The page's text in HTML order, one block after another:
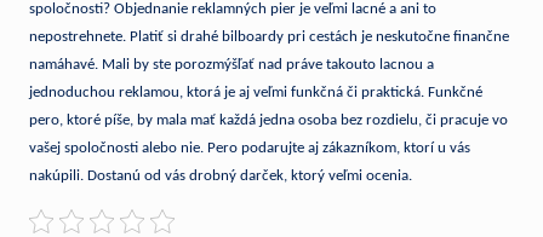
spoločnosti? Objednanie reklamných pier je veľmi lacné a ani to
nepostrehnete. Platiť si drahé bilboardy pri cestách je neskutočne finančne
namáhavé. Mali by ste porozmýšľať nad práve takouto lacnou a
jednoduchou reklamou, ktorá je aj veľmi funkčná či praktická. Funkčné
pero, ktoré píše, by mala mať každá jedna osoba bez rozdielu, či pracuje vo
vašej spoločnosti alebo nie. Pero podarujte aj zákazníkom, ktorí u vás
nakúpili. Dostanú od vás drobný darček, ktorý veľmi ocenia.